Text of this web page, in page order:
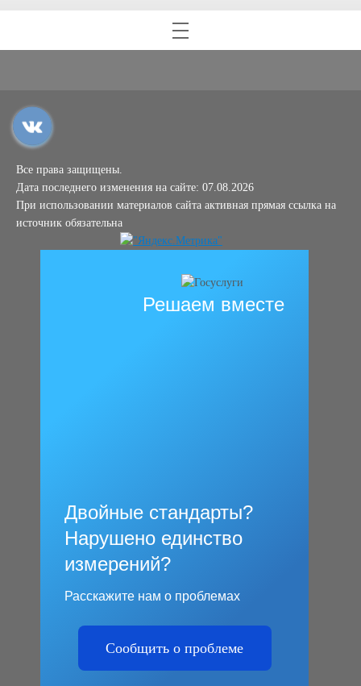
Все права защищены.
Дата последнего изменения на сайте: 07.08.2026
При использовании материалов сайта активная прямая ссылка на
источник обязательна
Решаем вместе
Двойные стандарты?
Нарушено единство
измерений?
Расскажите нам о проблемах
Сообщить о проблеме